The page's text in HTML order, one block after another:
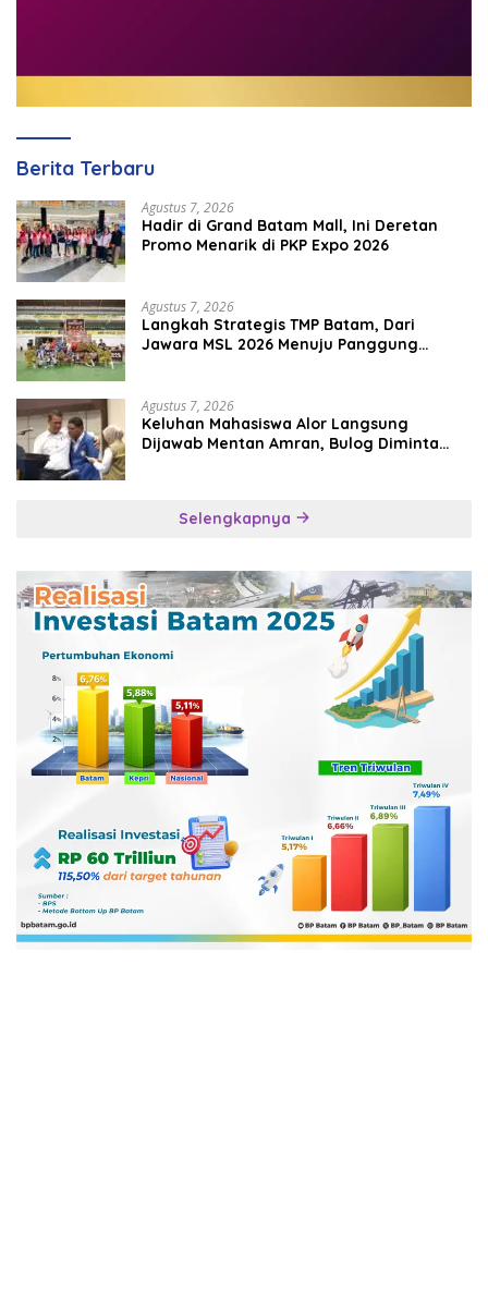
Berita Terbaru
Agustus 7, 2026
Hadir di Grand Batam Mall, Ini Deretan
Promo Menarik di PKP Expo 2026
Agustus 7, 2026
Langkah Strategis TMP Batam, Dari
Jawara MSL 2026 Menuju Panggung
Agustus 7, 2026
Keluhan Mahasiswa Alor Langsung
Dijawab Mentan Amran, Bulog Diminta
Selengkapnya